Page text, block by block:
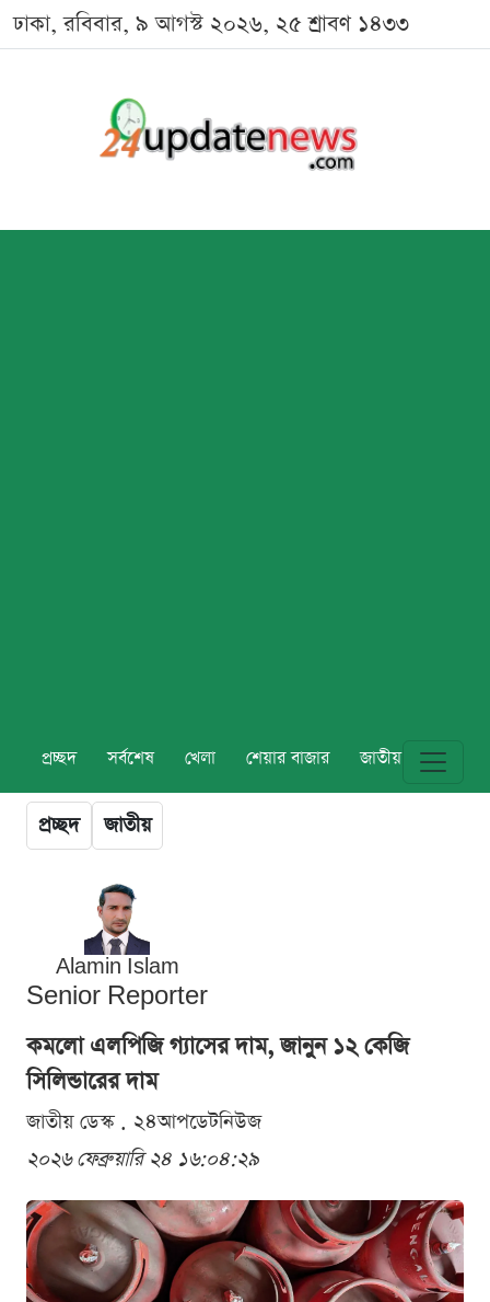
ঢাকা, রবিবার, ৯ আগস্ট ২০২৬, ২৫ শ্রাবণ ১৪৩৩
প্রচ্ছদ সর্বশেষ খেলা শেয়ার বাজার জাতীয় বিশ্ব
প্রচ্ছদ জাতীয়
Alamin Islam
Senior Reporter
কমলো এলপিজি গ্যাসের দাম, জানুন ১২ কেজি
সিলিন্ডারের দাম
জাতীয় ডেস্ক . ২৪আপডেটনিউজ
২০২৬ ফেব্রুয়ারি ২৪ ১৬:০৪:২৯